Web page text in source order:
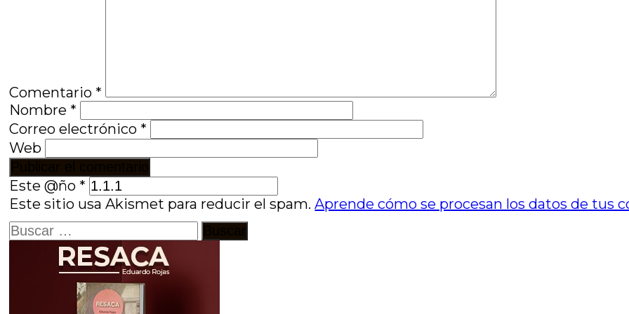
Comentario *
Nombre *
Correo electrónico *
Web
Este @ño *
Este sitio usa Akismet para reducir el spam.Aprende cómo se procesan los datos de tus
Buscar: